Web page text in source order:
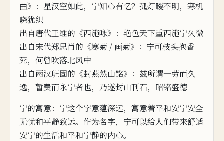
曲》：星汉空如此，宁知心有忆？孤灯暧不明，寒机
晓犹织
出自唐代王维的《西施咏》：艳色天下重西施宁久微
出自宋代郑思肖的《寒菊 / 画菊》：宁可枝头抱香
死，何曾吹落北风中
出自两汉班固的《封燕然山铭》：兹所谓一劳而久
逸，暂费而永宁者也， 乃遂封山刊石，昭铭盛德
宁的寓意：宁这个字意蕴深远，寓意着平和安宁安全
无忧和平静致远。 作为名字，宁可以给人们带来舒适
安宁的生活和平和宁静的内心。